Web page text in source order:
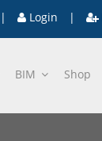
| Login |
BIM Shop